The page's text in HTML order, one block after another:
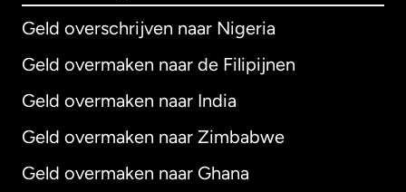
Geld overschrijven naar Nigeria
Geld overmaken naar de Filipijnen
Geld overmaken naar India
Geld overmaken naar Zimbabwe
Geld overmaken naar Ghana